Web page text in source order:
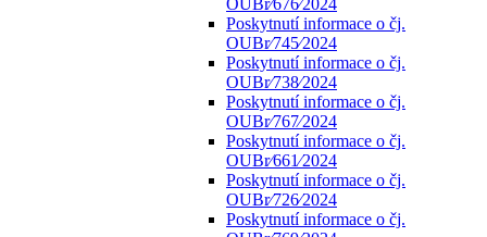
OUBr⁄676⁄2024
Poskytnutí informace o čj.
OUBr⁄745⁄2024
Poskytnutí informace o čj.
OUBr⁄738⁄2024
Poskytnutí informace o čj.
OUBr⁄767⁄2024
Poskytnutí informace o čj.
OUBr⁄661⁄2024
Poskytnutí informace o čj.
OUBr⁄726⁄2024
Poskytnutí informace o čj.